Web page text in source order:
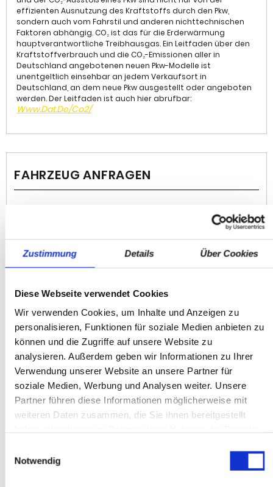
Zustimmung Details Über Cookies
Diese Webseite verwendet Cookies
Wir verwenden Cookies, um Inhalte und Anzeigen zu
personalisieren, Funktionen für soziale Medien anbieten zu
können und die Zugriffe auf unsere Website zu
analysieren. Außerdem geben wir Informationen zu Ihrer
Verwendung unserer Website an unsere Partner für
soziale Medien, Werbung und Analysen weiter. Unsere
Partner führen diese Informationen möglicherweise mit
weiteren Daten zusammen, die Sie ihnen bereitgestellt
Notwendig
mit automatischer Umluftkontrolle, Sitzbezug /
Polsterung: Silikonleder Oeko-Tex (Kunstleder),
Fahrassistenz-System: Ablenkungswarner (Advanced
Driver Distraction Warning, ADDW), Drive Recorder
(Dashcam) mit USB Speicher, Zentralverriegelung mit
Kindersicherung, Innenausstattung: Interieur Black /
Camel Brown, HV-Batterie 69,9 kWh, Airbag
Fahrer-/Beifahrerseite, Tagfahrlicht LED, Seitenairbag
vorn, Gepäckraumabdeckung / Rollo, Ambiente-
Wärmepumpe für Heizungs-/Klimaanlage,
(TPMS), Türöffnungswarnung (DOW), 12 Lautsprecher,
aktiver Spurhalteassistent, Aufmerksamkeits-Assistent
anklappbar mit Memory, Bremsassistent, Digitaler
Fahrzeugschlüssel im Smartphone, Fahrprofilauswahl
Frontkollisionswarnung, getönte Seitenscheiben hinten,
Induktionsladeschale für Smartphone, Intelligente
für Kindersitz, Kollisionswarnsystem hinten, Lenkrad
heizbar mit Multifunktion, Mittelarmlehne vorn und
hinten, Müdigkeits-Warner, Nebelscheinwerfer LED,
Nebelschlussleuchte LED, NFC Schlüsselkarte,
Panoramadach (Glas) mit Sonnenschutz elektrisch,
Radioempfang Digital (DAB), Sitzheizung vorn
• Int.KnNr: 61787
• Änderungen, Zwischenverkauf und Irrtümer
vorbehalten.
---- quality by dotzilla
effizienten Ausnutzung des Kraftstoffs durch den Pkw,
sondern auch vom Fahrstil und anderen nichttechnischen
Faktoren abhängig. CO₂ ist das für die Erderwärmung
hauptverantwortliche Treibhausgas. Ein Leitfaden über den
Kraftstoffverbrauch und die CO₂-Emissionen aller in
Deutschland angebotenen neuen Pkw-Modelle ist
unentgeltlich einsehbar an jedem Verkaufsort in
Deutschland, an dem neue Pkw ausgestellt oder angeboten
werden. Der Leitfaden ist auch hier abrufbar:
Www.dat.de/co2/
FAHRZEUG ANFRAGEN
Auto & Service GmbH
Gablonzerstraße 9
75181 Pforzheim
Telefon:+497231784060
Mo-Fr: 7:00 - 18:00 Uhr
Sa: 8:00 - 12:00 Uhr
Ansprechpartner
Volker Drodofsky